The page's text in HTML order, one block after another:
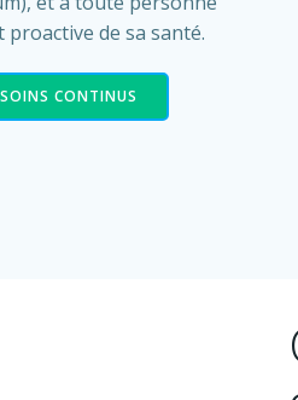
de sa santé.
CONTINUS